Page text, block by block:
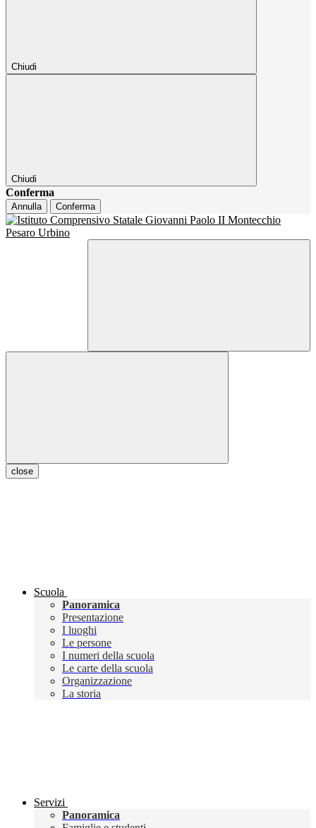
Chiudi
Chiudi
Conferma
Annulla Conferma
close
Scuola
Panoramica
Presentazione
I luoghi
Le persone
I numeri della scuola
Le carte della scuola
Organizzazione
La storia
Servizi
Panoramica